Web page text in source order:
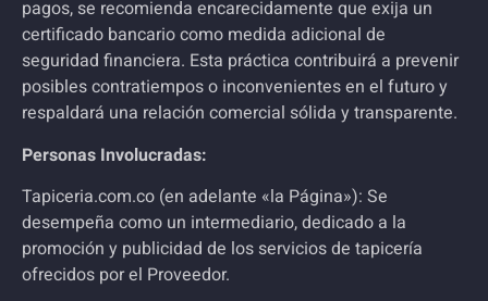
pagos, se recomienda encarecidamente que exija un
certificado bancario como medida adicional de
seguridad financiera. Esta práctica contribuirá a prevenir
posibles contratiempos o inconvenientes en el futuro y
respaldará una relación comercial sólida y transparente.
Personas Involucradas:
Tapiceria.com.co (en adelante «la Página»): Se
desempeña como un intermediario, dedicado a la
promoción y publicidad de los servicios de tapicería
ofrecidos por el Proveedor.